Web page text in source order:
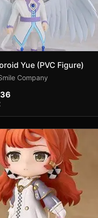
Yue (PVC Figure)
Company